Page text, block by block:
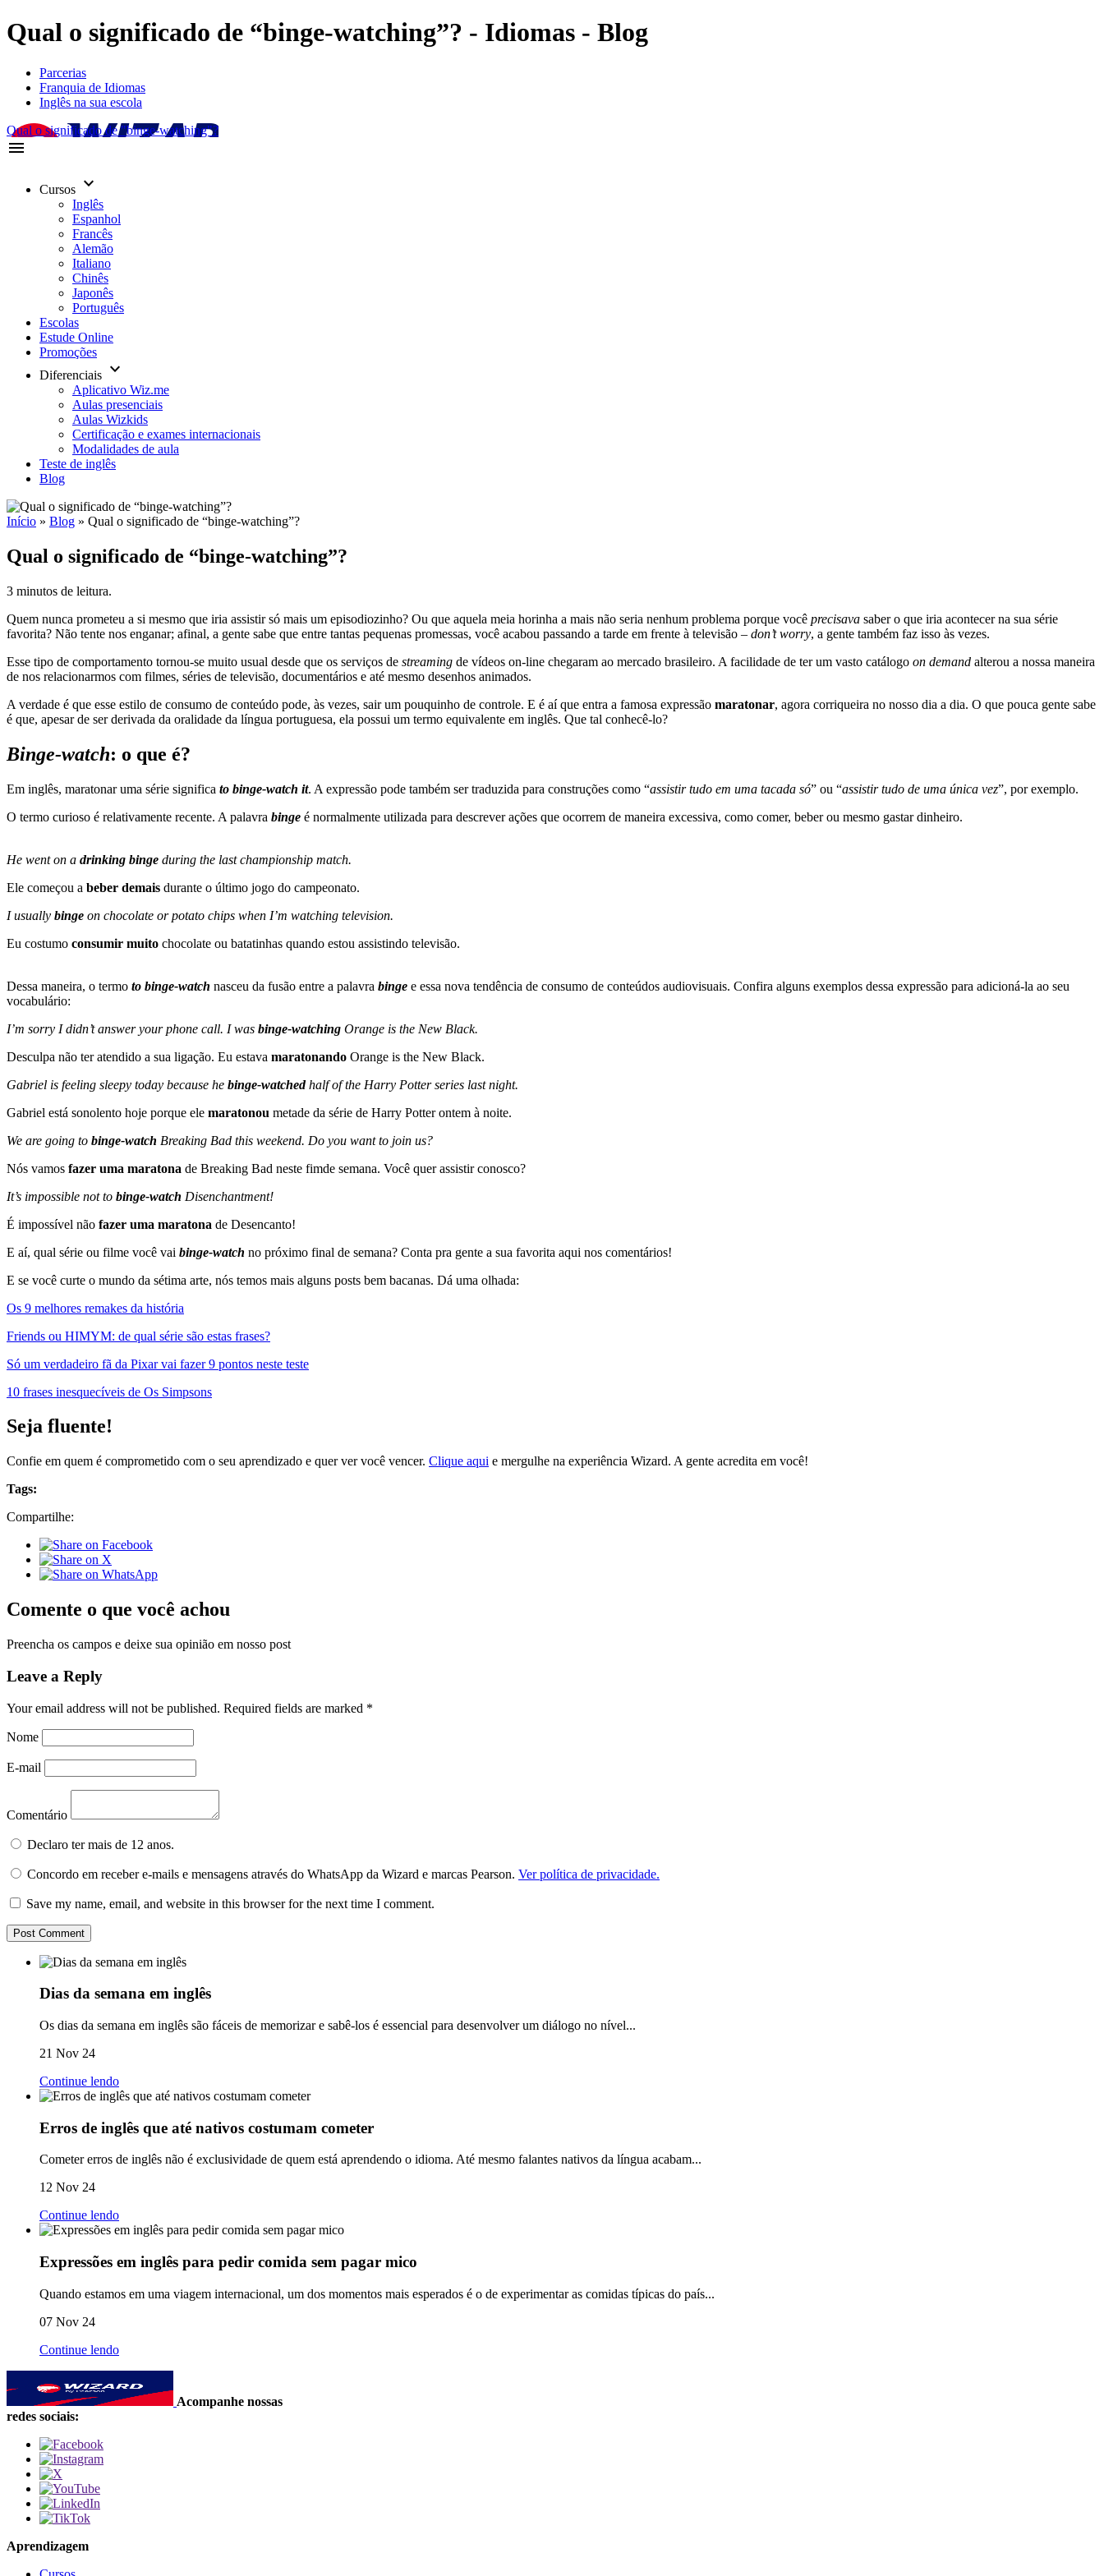
Qual o significado de “binge-watching”? - Idiomas - Blog
Parcerias
Franquia de Idiomas
Inglês na sua escola
Qual o significado de "binge-watching"?
menu
Cursos keyboard_arrow_down
Inglês
Espanhol
Francês
Alemão
Italiano
Chinês
Japonês
Português
Escolas
Estude Online
Promoções
Diferenciais keyboard_arrow_down
Aplicativo Wiz.me
Aulas presenciais
Aulas Wizkids
Certificação e exames internacionais
Modalidades de aula
Teste de inglês
Blog
Início » Blog » Qual o significado de “binge-watching”?
Qual o significado de “binge-watching”?
3 minutos de leitura.
Quem nunca prometeu a si mesmo que iria assistir só mais um episodiozinho? Ou que aquela meia horinha a mais não seria nenhum problema porque você precisava saber o que iria acontecer na sua série
favorita? Não tente nos enganar; afinal, a gente sabe que entre tantas pequenas promessas, você acabou passando a tarde em frente à televisão – don’t worry, a gente também faz isso às vezes.
Esse tipo de comportamento tornou-se muito usual desde que os serviços de streaming de vídeos on-line chegaram ao mercado brasileiro. A facilidade de ter um vasto catálogo on demand alterou a nossa maneira
de nos relacionarmos com filmes, séries de televisão, documentários e até mesmo desenhos animados.
A verdade é que esse estilo de consumo de conteúdo pode, às vezes, sair um pouquinho de controle. E é aí que entra a famosa expressão maratonar, agora corriqueira no nosso dia a dia. O que pouca gente sabe
é que, apesar de ser derivada da oralidade da língua portuguesa, ela possui um termo equivalente em inglês. Que tal conhecê-lo?
Binge-watch: o que é?
Em inglês, maratonar uma série significa to binge-watch it. A expressão pode também ser traduzida para construções como “assistir tudo em uma tacada só” ou “assistir tudo de uma única vez”, por exemplo.
O termo curioso é relativamente recente. A palavra binge é normalmente utilizada para descrever ações que ocorrem de maneira excessiva, como comer, beber ou mesmo gastar dinheiro.
He went on a drinking binge during the last championship match.
Ele começou a beber demais durante o último jogo do campeonato.
I usually binge on chocolate or potato chips when I’m watching television.
Eu costumo consumir muito chocolate ou batatinhas quando estou assistindo televisão.
Dessa maneira, o termo to binge-watch nasceu da fusão entre a palavra binge e essa nova tendência de consumo de conteúdos audiovisuais. Confira alguns exemplos dessa expressão para adicioná-la ao seu
vocabulário:
I’m sorry I didn’t answer your phone call. I was binge-watching Orange is the New Black.
Desculpa não ter atendido a sua ligação. Eu estava maratonando Orange is the New Black.
Gabriel is feeling sleepy today because he binge-watchedhalf of the Harry Potter series last night.
Gabriel está sonolento hoje porque ele maratonou metade da série de Harry Potter ontem à noite.
We are going to binge-watch Breaking Bad this weekend. Do you want to join us?
Nós vamos fazer uma maratona de Breaking Bad neste fimde semana. Você quer assistir conosco?
It’s impossible not to binge-watch Disenchantment!
É impossível não fazer uma maratona de Desencanto!
E aí, qual série ou filme você vai binge-watch no próximo final de semana? Conta pra gente a sua favorita aqui nos comentários!
E se você curte o mundo da sétima arte, nós temos mais alguns posts bem bacanas. Dá uma olhada:
Os 9 melhores remakes da história
Friends ou HIMYM: de qual série são estas frases?
Só um verdadeiro fã da Pixar vai fazer 9 pontos neste teste
10 frases inesquecíveis de Os Simpsons
Seja fluente!
Confie em quem é comprometido com o seu aprendizado e quer ver você vencer. Clique aqui e mergulhe na experiência Wizard. A gente acredita em você!
Tags:
Compartilhe:
Comente o que você achou
Preencha os campos e deixe sua opinião em nosso post
Leave a Reply
Your email address will not be published. Required fields are marked *
Nome
E-mail
Comentário
Declaro ter mais de 12 anos.
Concordo em receber e-mails e mensagens através do WhatsApp da Wizard e marcas Pearson. Ver política de privacidade.
Save my name, email, and website in this browser for the next time I comment.
Dias da semana em inglês
Os dias da semana em inglês são fáceis de memorizar e sabê-los é essencial para desenvolver um diálogo no nível...
21 Nov 24
Continue lendo
Erros de inglês que até nativos costumam cometer
Cometer erros de inglês não é exclusividade de quem está aprendendo o idioma. Até mesmo falantes nativos da língua acabam...
12 Nov 24
Continue lendo
Expressões em inglês para pedir comida sem pagar mico
Quando estamos em uma viagem internacional, um dos momentos mais esperados é o de experimentar as comidas típicas do país...
07 Nov 24
Continue lendo
Acompanhe nossas
redes sociais:
Aprendizagem